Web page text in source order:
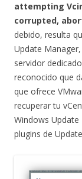
attempting
corrupted,
debido, resulta
Update
servidor
reconocido que
que ofrece
recuperar tu
Windows
plugins de